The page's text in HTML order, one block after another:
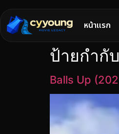
หน้าแรก
ป้ายกำกั
Balls Up